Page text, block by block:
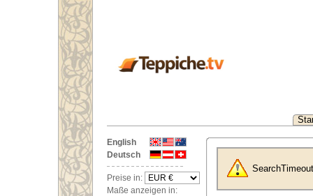
English
Deutsch
Preise in:
Maße anzeigen in:
SearchTimeout